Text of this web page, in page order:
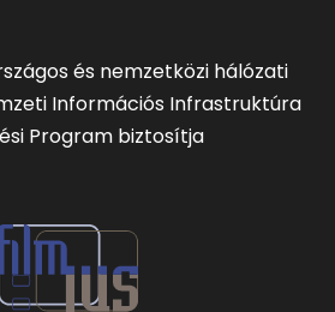
és nemzetközi hálózati
Információs Infrastruktúra
Program biztosítja